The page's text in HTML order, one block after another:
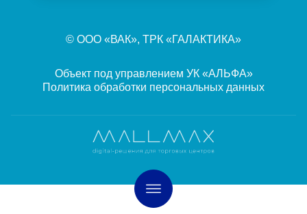
© ООО «ВАК», ТРК «ГАЛАКТИКА»
Объект под управлением УК «АЛЬФА»
Политика обработки персональных данных